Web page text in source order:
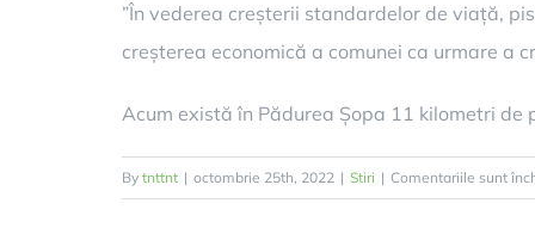
”În vederea creșterii standardelor de viață,
creșterea economică a comunei ca urmare a
Acum există în Pădurea Șopa 11 kilometri de
By tnttnt | octombrie 25th, 2022 | Stiri | Comentariile sunt